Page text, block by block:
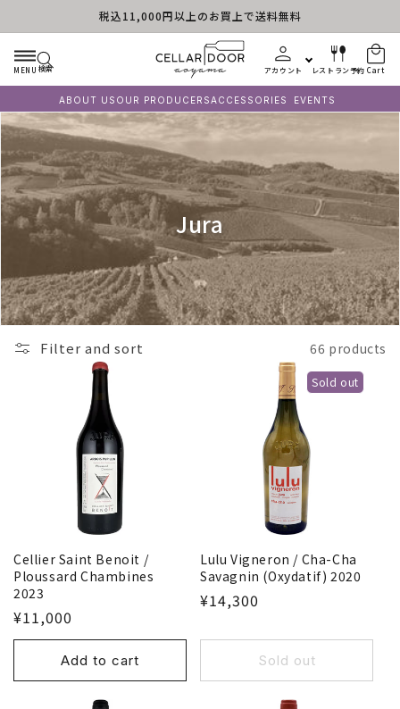
Skip to content税込11,000円以上のお買上で送料無料
MENU 検索 アカウント レストラン予約 Cart
ABOUT US OUR PRODUCERSACCESSORIES EVENTS
C
o
l
l
Jura
Filter and sort 66 products
Cellier Saint Benoit /
Ploussard Chambines
2023
¥11,000
Add to cart
Sold out
Lulu Vigneron / Cha-Cha
Savagnin (Oxydatif) 2020
¥14,300
Sold out